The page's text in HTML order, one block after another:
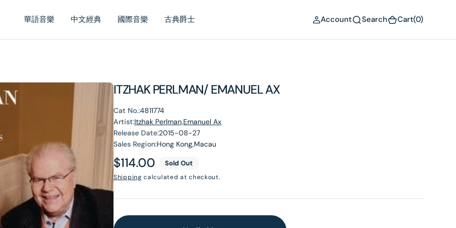
華語音樂 中文經典 國際音樂 古典爵士 Account Search Cart(0)
ITZHAK PERLMAN/ EMANUEL AX
Cat No.:4811774
Artist:Itzhak Perlman,Emanuel Ax
Release Date:2015-08-27
Sales Region:Hong Kong,Macau
Regular
price
$114.00 Sold Out
Shipping calculated at checkout.